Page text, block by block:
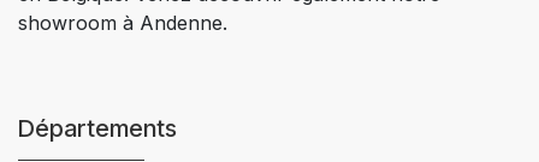
showroom à Andenne.
Départements